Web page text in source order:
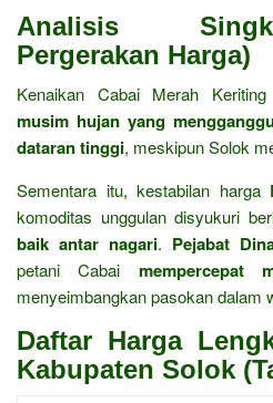
Analisis
Pergerakan Harga)
Kenaikan Cabai Merah
musim hujan yang
dataran tinggi, meskipun Solok
Sementara itu, kestabilan harga
komoditas unggulan disyukuri
baik antar nagari. Pejabat
petani Cabai mempercepat
menyeimbangkan pasokan dalam
Daftar Harga
Kabupaten Solok